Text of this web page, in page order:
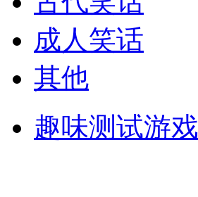
成人笑话
其他
趣味测试游戏